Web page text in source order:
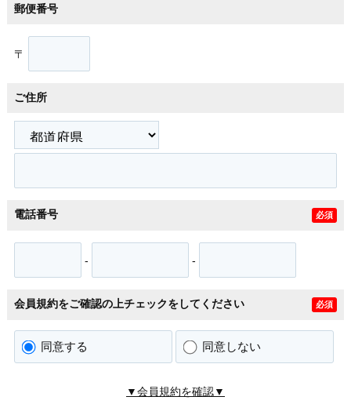
郵便番号
〒
ご住所
電話番号 必須
- -
会員規約をご確認の上チェックをしてください 必須
同意する 同意しない
▼会員規約を確認▼